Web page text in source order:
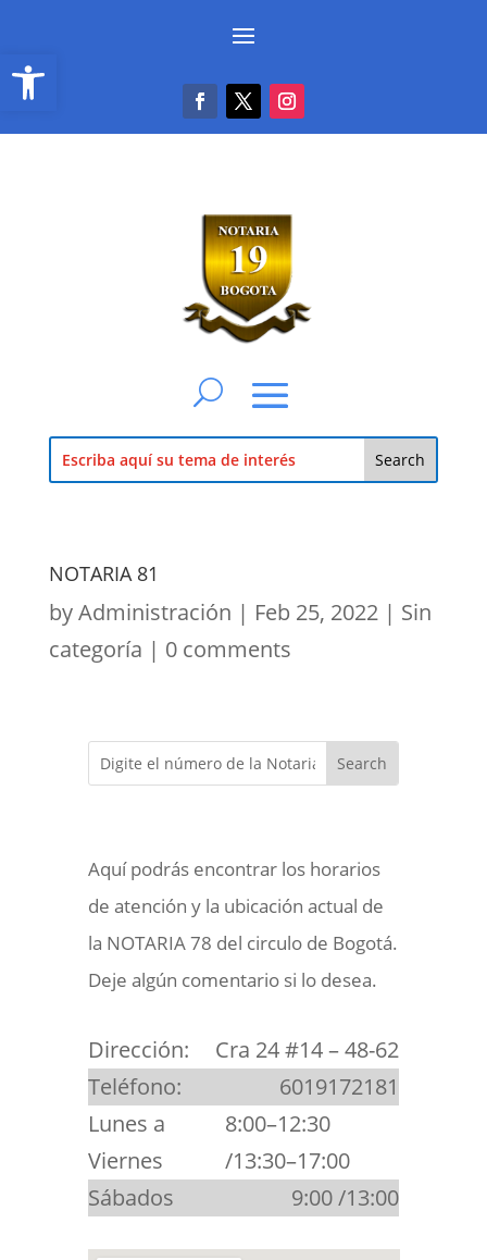
Abrir barra de herramientas
NOTARIA 81
byAdministración | Feb 25, 2022| Sin
categoría | 0 comments
Aquí podrás encontrar los horarios
de atención y la ubicación actual de
la NOTARIA 78 del circulo de Bogotá.
Deje algún comentario si lo desea.
Dirección:
Cra 24 #14 – 48-62
Teléfono:
6019172181
Lunes a
Viernes
8:00–12:30
/13:30–17:00
Sábados
9:00 /13:00